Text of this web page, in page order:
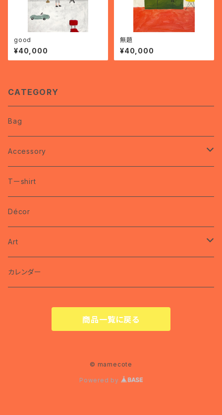
good
¥40,000
無題
¥40,000
CATEGORY
Bag
Accessory
coco
brooch
ring
miyako
nec
pin
Tーshirt
Décor
Art
カレンダー
カレンダー
商品一覧に戻る
© mamecote
Powered by